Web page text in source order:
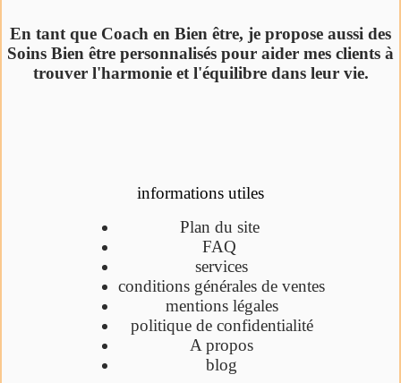
En tant que Coach en Bien être, je propose aussi des
Soins Bien être personnalisés pour aider mes clients à
trouver l'harmonie et l'équilibre dans leur vie.
informations utiles
Plan du site
FAQ
services
conditions générales de ventes
mentions légales
politique de confidentialité
A propos
blog